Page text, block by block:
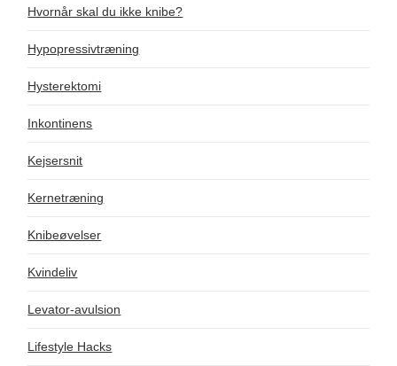
Hvornår skal du ikke knibe?
Hypopressivtræning
Hysterektomi
Inkontinens
Kejsersnit
Kernetræning
Knibeøvelser
Kvindeliv
Levator-avulsion
Lifestyle Hacks